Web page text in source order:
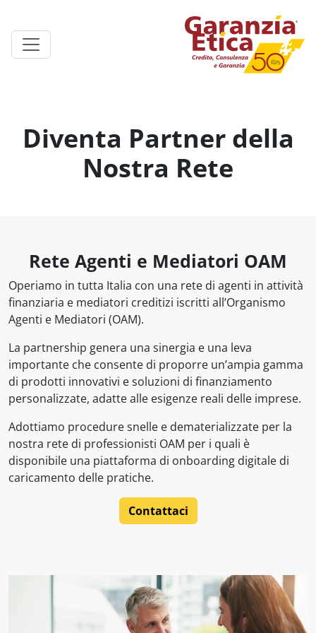
Diventa Partner della
Nostra Rete
Rete Agenti e Mediatori OAM
Operiamo in tutta Italia con una rete di agenti in attività
finanziaria e mediatori creditizi iscritti all’Organismo
Agenti e Mediatori (OAM).
La partnership genera una sinergia e una leva
importante che consente di proporre un’ampia gamma
di prodotti innovativi e soluzioni di finanziamento
personalizzate, adatte alle esigenze reali delle imprese.
Adottiamo procedure snelle e dematerializzate per la
nostra rete di professionisti OAM per i quali è
disponibile una piattaforma di onboarding digitale di
caricamento delle pratiche.
Contattaci